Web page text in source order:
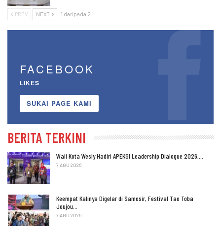
PREV NEXT 1 daripada 2
FACEBOOK
LIKES
SUKAI PAGE KAMI
BERITA TERKINI
Wali Kota Wesly Hadiri APEKSI Leadership Dialogue 2026,…
7 AGU 2026
Keempat Kalinya Digelar di Samosir, Festival Tao Toba
Joujou…
7 AGU 2026